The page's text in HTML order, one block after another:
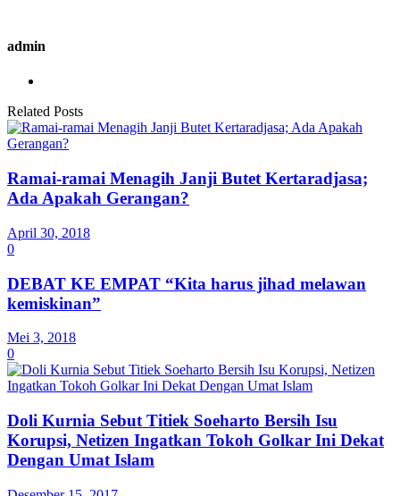
admin
Related Posts
Ramai-ramai Menagih Janji Butet Kertaradjasa;
Ada Apakah Gerangan?
April 30, 2018
0
DEBAT KE EMPAT “Kita harus jihad melawan
kemiskinan”
Mei 3, 2018
0
Doli Kurnia Sebut Titiek Soeharto Bersih Isu
Korupsi, Netizen Ingatkan Tokoh Golkar Ini Dekat
Dengan Umat Islam